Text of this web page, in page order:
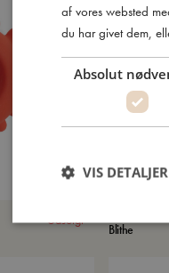
Udsolgt
Blithe
af vores websted
du har givet dem,
Absolut
VIS DETALJER